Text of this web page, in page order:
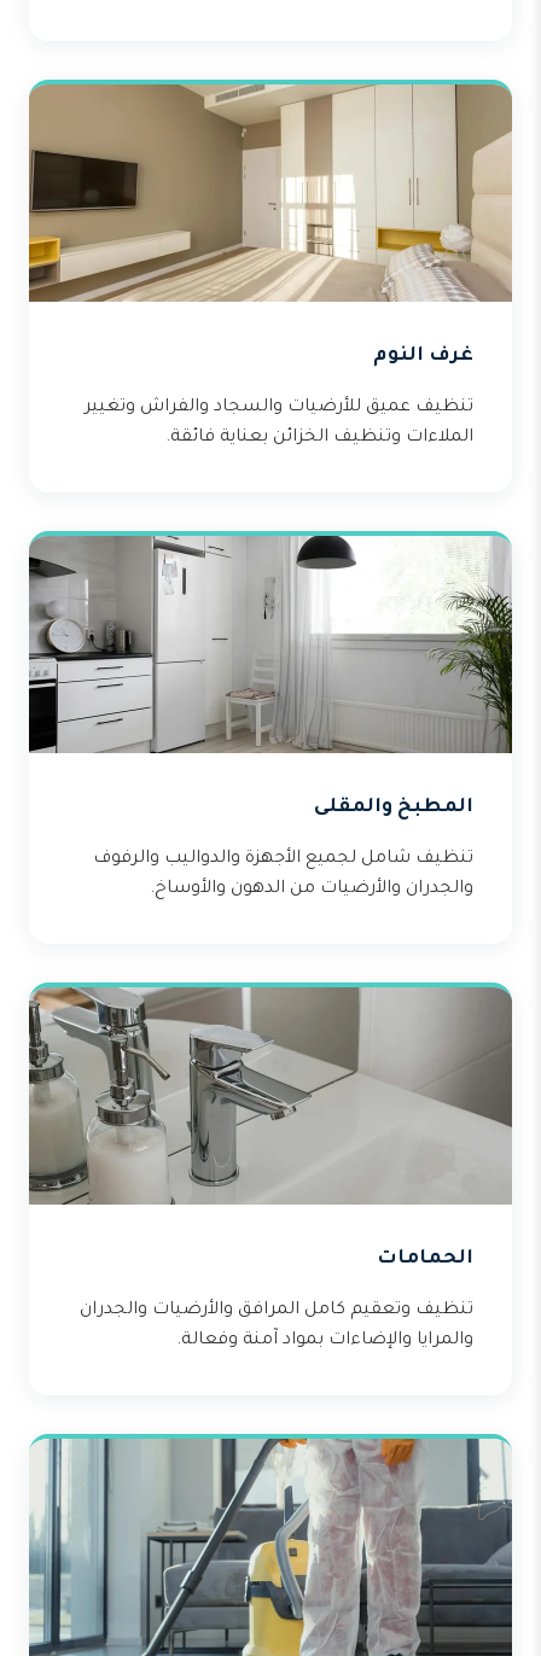
غرف النوم
تنظيف عميق للأرضيات والسجاد والفراش وتغيير
الملاءات وتنظيف الخزائن بعناية فائقة.
المطبخ والمقلى
تنظيف شامل لجميع الأجهزة والدواليب والرفوف
والجدران والأرضيات من الدهون والأوساخ.
الحمامات
تنظيف وتعقيم كامل المرافق والأرضيات والجدران
والمرايا والإضاءات بمواد آمنة وفعالة.